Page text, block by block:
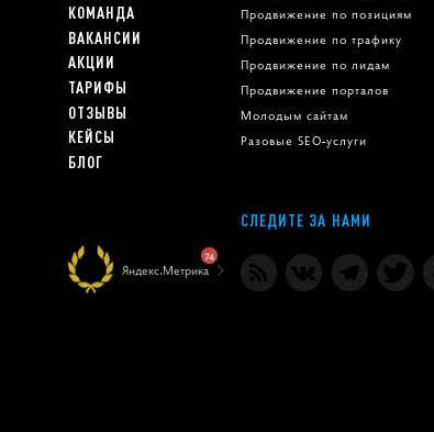
КОМАНДА
ВАКАНСИИ
АКЦИИ
ТАРИФЫ
ОТЗЫВЫ
КЕЙСЫ
БЛОГ
Продвижение по позициям
Продвижение по трафику
Продвижение по лидам
Продвижение порталов
Молодым сайтам
Разовые SEO-услуги
Яндекс.Метрика
74
СЛЕДИТЕ ЗА НАМИ